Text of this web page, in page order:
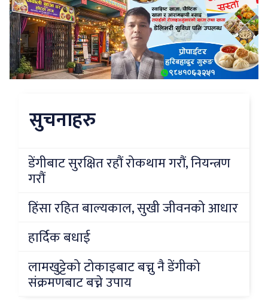
सुचनाहरु
डेंगीबाट सुरक्षित रहौं रोकथाम गरौं, नियन्त्रण
गरौं
हिंसा रहित बाल्यकाल, सुखी जीवनको आधार
हार्दिक बधाई
लामखुट्टेको टोकाइबाट बच्नु नै डेंगीको
संक्रमणबाट बच्ने उपाय